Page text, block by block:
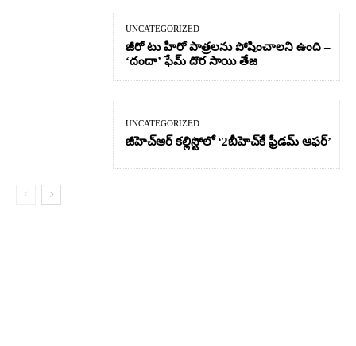
UNCATEGORIZED
జీరో టు హీరో పాత్రలను పోషించాలని ఉంది –
‘దందా’ ఫేమ్ దొర సాయి తేజ
UNCATEGORIZED
జీహెచ్ఆర్‌ కల్లిస్టోలో ‘2బీహెచ్‌కే ఫ్రీడమ్ ఆఫర్’